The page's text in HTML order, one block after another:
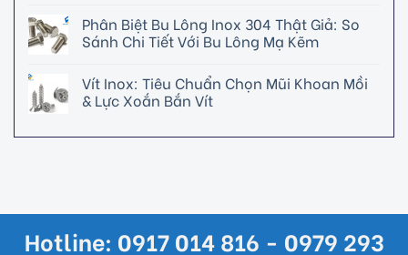
Phân Biệt Bu Lông Inox 304 Thật Giả: So
Sánh Chi Tiết Với Bu Lông Mạ Kẽm
Vít Inox: Tiêu Chuẩn Chọn Mũi Khoan Mồi
& Lực Xoắn Bắn Vít
Hotline: 0917 014 816 - 0979 293